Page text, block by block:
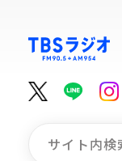
今日の番組表
週間番組表
トピックス
TBS
イベント・